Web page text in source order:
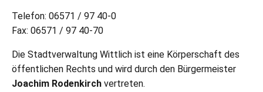
Telefon: 06571 / 97 40-0
Fax: 06571 / 97 40-70
Die Stadtverwaltung Wittlich ist eine Körperschaft des
öffentlichen Rechts und wird durch den Bürgermeister
Joachim Rodenkirch vertreten.